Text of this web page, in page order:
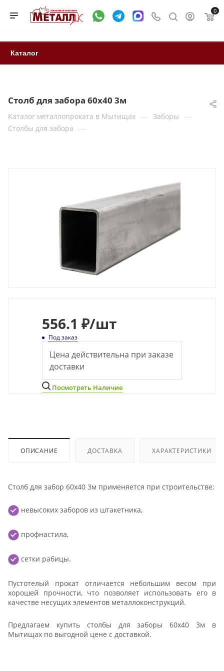
0
Каталог
Столб для забора 60x40 3м
Каталог металлопроката в Мытищах — Заборы —
Столбы для забора —
556.1 ₽/шт
Под заказ
Цена действительна при заказе
доставки
Посмотреть Наличие
ОПИСАНИЕ ДОСТАВКА ХАРАКТЕРИСТИКИ
Столб для забор 60x40 3м применяется при строительстве:
невысоких заборов из штакетника,
профнастила,
сетки рабицы.
Пустотелый прокат отличается небольшим весом при
хорошей прочности, что позволяет использовать его в
качестве несущих элементов металлоконструкций.
Предлагаем купить столбы для заборы 60x40 3м в
Мытищах по выгодной цене с доставкой.